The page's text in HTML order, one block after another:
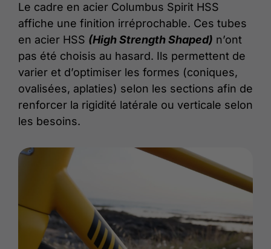
Le cadre en acier Columbus Spirit HSS
affiche une finition irréprochable. Ces tubes
en acier HSS (High Strength Shaped) n’ont
pas été choisis au hasard. Ils permettent de
varier et d’optimiser les formes (coniques,
ovalisées, aplaties) selon les sections afin de
renforcer la rigidité latérale ou verticale selon
les besoins.